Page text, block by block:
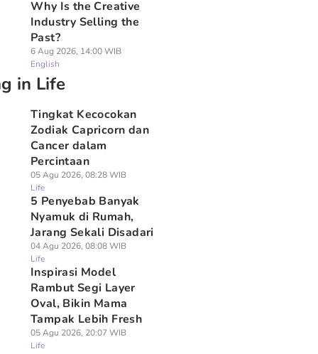
Why Is the Creative
Industry Selling the
Past?
6 Aug 2026, 14:00 WIB
English
in Life
Tingkat Kecocokan
Zodiak Capricorn dan
Cancer dalam
Percintaan
05 Agu 2026, 08:28 WIB
Life
5 Penyebab Banyak
Nyamuk di Rumah,
Jarang Sekali Disadari
04 Agu 2026, 08:08 WIB
Life
Inspirasi Model
Rambut Segi Layer
Oval, Bikin Mama
Tampak Lebih Fresh
05 Agu 2026, 20:07 WIB
Life